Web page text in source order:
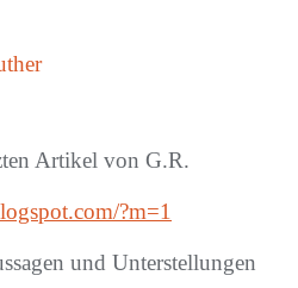
Artikel von G.R.
?m=1
und Unterstellungen